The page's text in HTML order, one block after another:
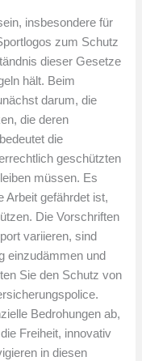
insbesondere für
zum Schutz
dieser Gesetze
hält. Beim
darum, die
die deren
die
geschützten
müssen. Es
Arbeit gefährdet ist,
Die Vorschriften
variieren, sind
einzudämmen und
Sie den Schutz von
Bedrohungen ab,
Freiheit, innovativ
in diesen